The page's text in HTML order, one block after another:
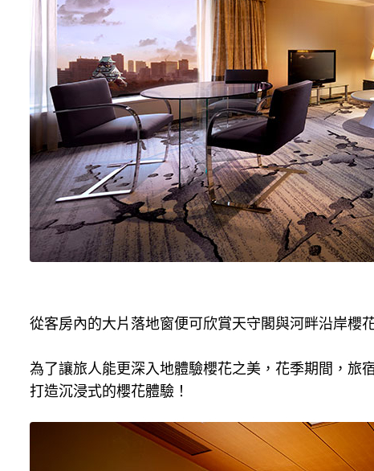
從客房內的大片落地窗便可欣賞天守閣與河畔沿岸櫻
為了讓旅人能更深入地體驗櫻花之美，花季期間，旅
打造沉浸式的櫻花體驗！